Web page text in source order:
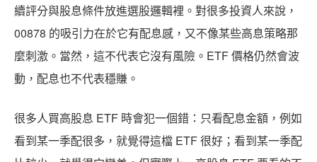
續評分與股息條件放進選股邏輯裡。對很多投資人來說，
00878 的吸引力在於它有配息感，又不像某些高息策略那
麼刺激。當然，這不代表它沒有風險。ETF 價格仍然會波
動，配息也不代表穩賺。
很多人買高股息 ETF 時會犯一個錯：只看配息金額，例如
看到某一季配很多，就覺得這檔 ETF 很好；看到某一季配